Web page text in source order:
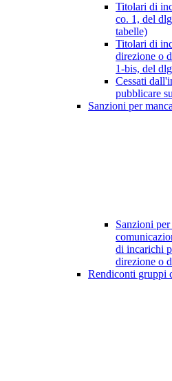
Titolari di
co. 1, del
tabelle)
Titolari di
direzione o
1-bis, del
Cessati
pubblicare
Sanzioni per
Sanzioni
di incarichi
direzione o
Rendiconti gruppi